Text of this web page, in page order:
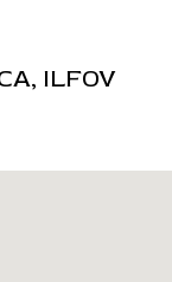
ILFOV